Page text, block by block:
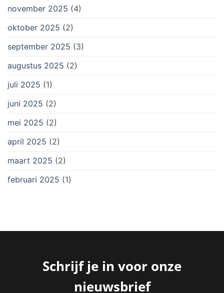
november 2025 (4)
oktober 2025 (2)
september 2025 (3)
augustus 2025 (2)
juli 2025 (1)
juni 2025 (2)
mei 2025 (2)
april 2025 (2)
maart 2025 (2)
februari 2025 (1)
Schrijf je in voor onze
nieuwsbrief